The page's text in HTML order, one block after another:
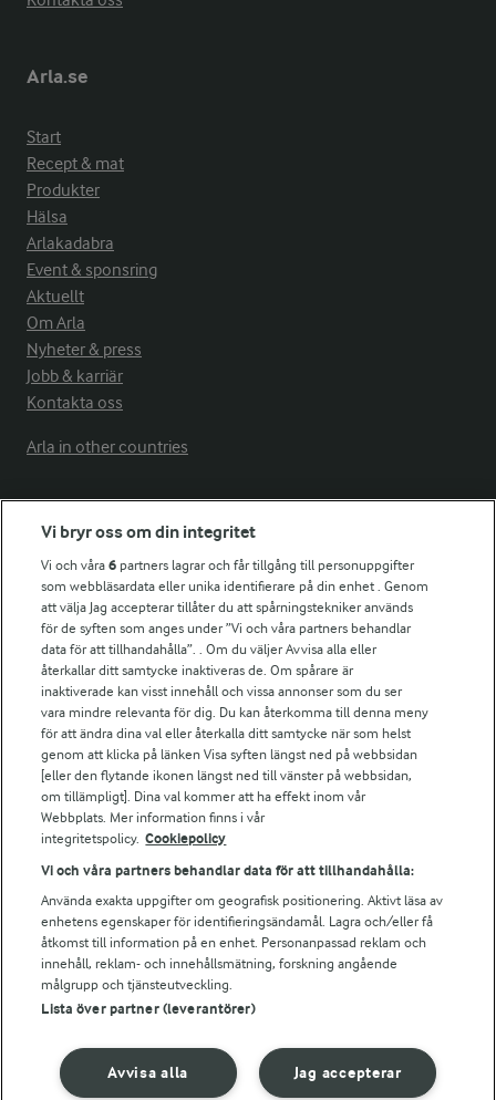
Arla.se
Start
Recept & mat
Produkter
Hälsa
Arlakadabra
Event & sponsring
Aktuellt
Om Arla
Nyheter & press
Jobb & karriär
Kontakta oss
Arla in other countries
Fler Arlasajter
För ägare
Arlas kundportal
Arla.com
Falbygdens Ost
Arla webbshop
Bildbank
Följ oss
© 2026 Arla Foods
Integritetspolicy
Vi bryr oss om din integritet
Vi och våra6 partners lagrar och får tillgång till personuppgifter
som webbläsardata eller unika identifierare på din enhet . Genom
att välja Jag accepterar tillåter du att spårningstekniker används
för de syften som anges under ”Vi och våra partners behandlar
data för att tillhandahålla”. . Om du väljer Avvisa alla eller
återkallar ditt samtycke inaktiveras de. Om spårare är
inaktiverade kan visst innehåll och vissa annonser som du ser
vara mindre relevanta för dig. Du kan återkomma till denna meny
för att ändra dina val eller återkalla ditt samtycke när som helst
genom att klicka på länken Visa syften längst ned på webbsidan
[eller den flytande ikonen längst ned till vänster på webbsidan,
om tillämpligt]. Dina val kommer att ha effekt inom vår
Webbplats. Mer information finns i vår
integritetspolicy. Cookiepolicy
Vi och våra partners behandlar data för att tillhandahålla:
Använda exakta uppgifter om geografisk positionering. Aktivt läsa av
enhetens egenskaper för identifieringsändamål. Lagra och/eller få
åtkomst till information på en enhet. Personanpassad reklam och
innehåll, reklam- och innehållsmätning, forskning angående
målgrupp och tjänsteutveckling.
Lista över partner (leverantörer)
Jag accepterar
Avvisa alla